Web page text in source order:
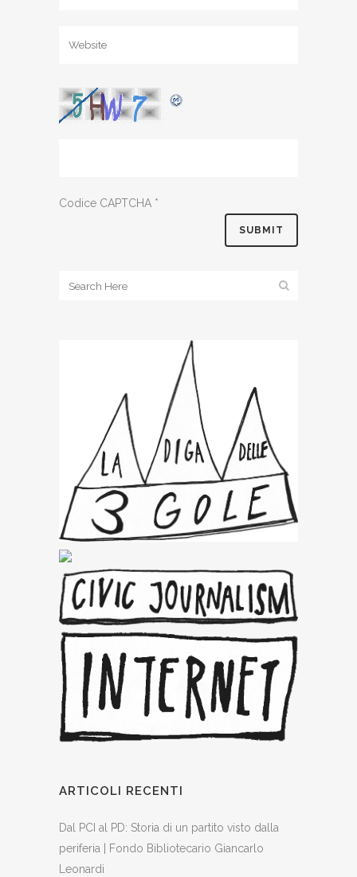
Codice CAPTCHA *
ARTICOLI RECENTI
Dal PCI al PD: Storia di un partito visto dalla
periferia | Fondo Bibliotecario Giancarlo
Leonardi